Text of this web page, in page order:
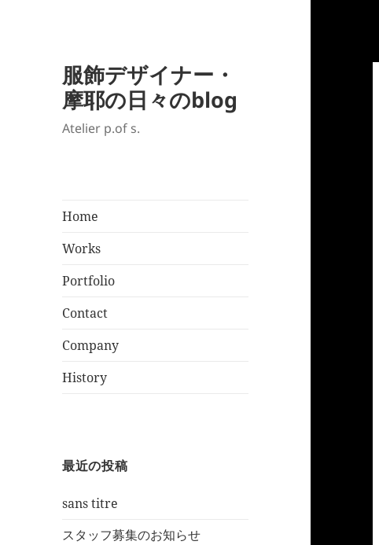
服飾デザイナー・
摩耶の日々のblog
Atelier p.of s.
Home
Works
Portfolio
Contact
Company
History
最近の投稿
sans titre
スタッフ募集のお知らせ